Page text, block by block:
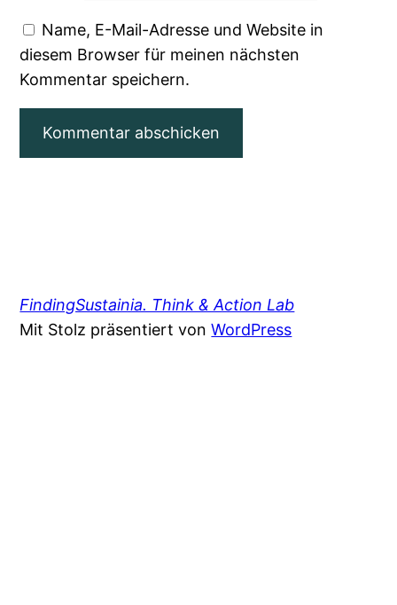
Name, E-Mail-Adresse und Website in
diesem Browser für meinen nächsten
Kommentar speichern.
FindingSustainia. Think & Action Lab
Mit Stolz präsentiert vonWordPress